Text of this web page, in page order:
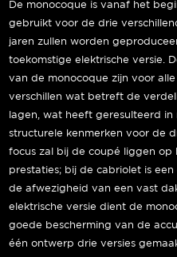
De monocoque is vanaf het
gebruikt voor de drie
jaren zullen worden
toekomstige elektrische versie.
van de monocoque zijn voor
verschillen wat betreft de
lagen, wat heeft geresulteerd in
structurele kenmerken voor de
focus zal bij de coupé liggen op
prestaties; bij de cabriolet is
de afwezigheid van een vast
elektrische versie dient de
goede bescherming van de
één ontwerp drie versies